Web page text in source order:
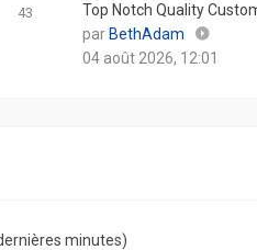
43
Top Notch Quality
par BethAdam
le
04 août 2026, 12:01
minutes)